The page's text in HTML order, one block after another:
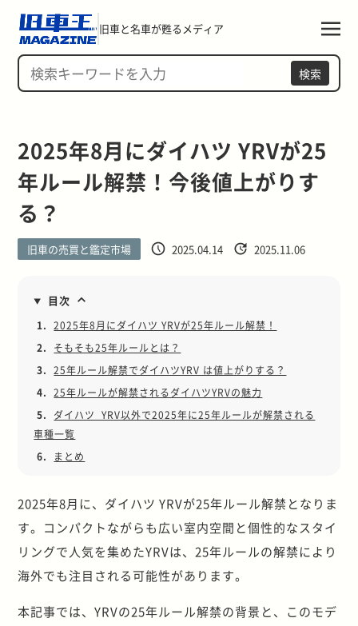
旧車と名車が甦るメディア
検索
2025年8月にダイハツ YRVが25
年ルール解禁！今後値上がりす
る？
旧車の売買と鑑定市場 2025.04.14 2025.11.06
目次
1.
2025年8月にダイハツ YRVが25年ルール解禁！
2.
そもそも25年ルールとは？
3.
25年ルール解禁でダイハツYRV は値上がりする？
4.
25年ルールが解禁されるダイハツYRVの魅力
5.
ダイハツ YRV以外で2025年に25年ルールが解禁される
車種一覧
6.
まとめ
2025年8月に、ダイハツ YRVが25年ルール解禁となりま
す。コンパクトながらも広い室内空間と個性的なスタイ
リングで人気を集めたYRVは、25年ルールの解禁により
海外でも注目される可能性があります。
本記事では、YRVの25年ルール解禁の背景と、このモデ